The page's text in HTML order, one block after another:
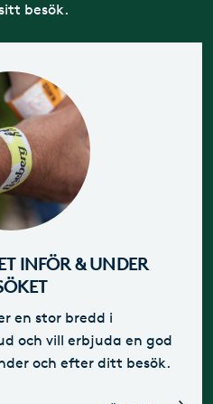
besök.
INFÖR & UNDER
en stor bredd i
och vill erbjuda en god
och efter ditt besök.